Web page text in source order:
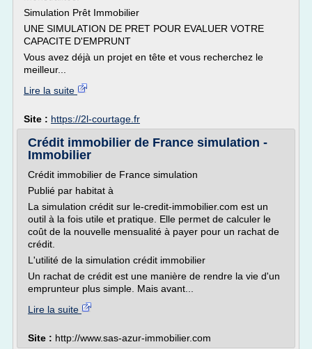
Simulation Prêt Immobilier
UNE SIMULATION DE PRET POUR EVALUER VOTRE
CAPACITE D'EMPRUNT
Vous avez déjà un projet en tête et vous recherchez le
meilleur...
Lire la suite
Site : https://2l-courtage.fr
Crédit immobilier de France simulation -
Immobilier
Crédit immobilier de France simulation
Publié par habitat à
La simulation crédit sur le-credit-immobilier.com est un
outil à la fois utile et pratique. Elle permet de calculer le
coût de la nouvelle mensualité à payer pour un rachat de
crédit.
L'utilité de la simulation crédit immobilier
Un rachat de crédit est une manière de rendre la vie d'un
emprunteur plus simple. Mais avant...
Lire la suite
Site : http://www.sas-azur-immobilier.com